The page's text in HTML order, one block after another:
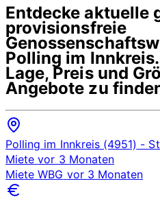
Entdecke aktuelle
provisionsfreie
Polling im Innkreis
Lage, Preis und
Angebote zu
Polling im Innkreis (4951) -
Miete vor 3 Monaten
Miete WBG vor 3 Monaten